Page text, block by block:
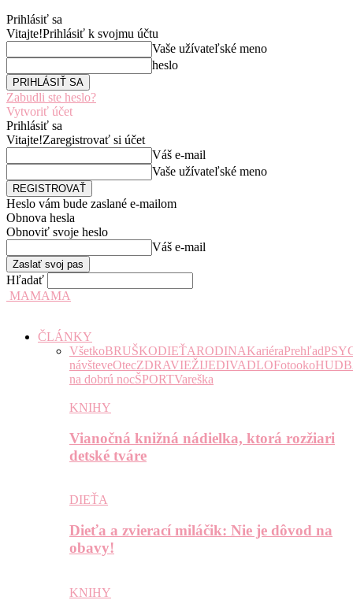
Prihlásiť sa
Vitajte!Prihlásiť k svojmu účtu
Vaše užívateľské meno
heslo
Zabudli ste heslo?
Vytvoriť účet
Prihlásiť sa
Vitajte!Zaregistrovať si účet
Váš e-mail
Vaše užívateľské meno
Heslo vám bude zaslané e-mailom
Obnova hesla
Obnoviť svoje heslo
Váš e-mail
Hľadať
MAMAMA
ČLÁNKY
VšetkoBRUŠKODIEŤARODINAKariéraPrehľad
návšteveOtecZDRAVIEŽIJEDIVADLOFotooko
na dobrú nocŠPORTVareška
KNIHY
Vianočná knižná nádielka, ktorá rozžiari
detské tváre
DIEŤA
Dieťa a zvierací miláčik: Nie je dôvod na
obavy!
KNIHY